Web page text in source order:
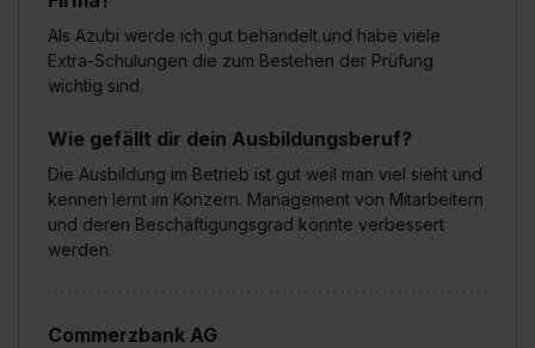
Als Azubi werde ich gut behandelt und habe viele
Extra-Schulungen die zum Bestehen der Prüfung
wichtig sind.
Wie gefällt dir dein Ausbildungsberuf?
Die Ausbildung im Betrieb ist gut weil man viel sieht und
kennen lernt im Konzern. Management von Mitarbeitern
und deren Beschäftigungsgrad könnte verbessert
werden.
Commerzbank AG